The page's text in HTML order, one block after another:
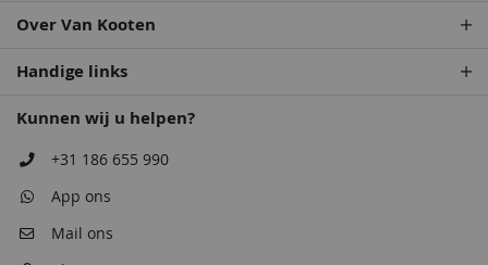
Over Van Kooten
Handige links
Kunnen wij u helpen?
+31 186 655 990
App ons
Mail ons